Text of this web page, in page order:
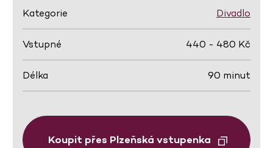
Kategorie Divadlo
Vstupné 440 - 480 Kč
Délka 90 minut
Koupit přes Plzeňská vstupenka